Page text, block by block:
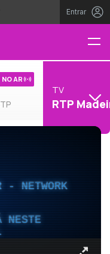
Entrar
NO AR
TV
RTP
- NETWORK
NESTE